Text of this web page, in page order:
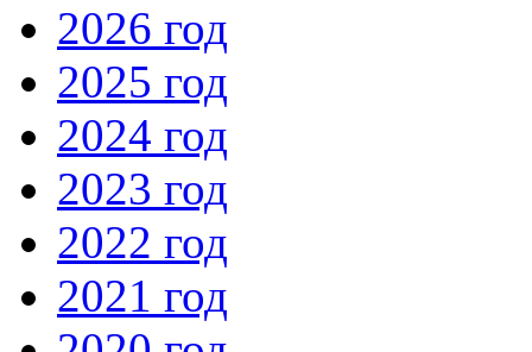
2026 год
2025 год
2024 год
2023 год
2022 год
2021 год